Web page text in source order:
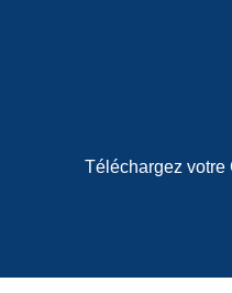
Téléchargez votre